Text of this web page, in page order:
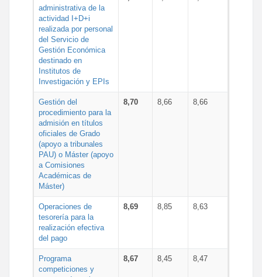
administrativa de la
actividad I+D+i
realizada por personal
del Servicio de
Gestión Económica
destinado en
Institutos de
Investigación y EPIs
Gestión del
procedimiento para la
admisión en títulos
oficiales de Grado
(apoyo a tribunales
PAU) o Máster (apoyo
a Comisiones
Académicas de
Máster)
8,70 8,66 8,66
Operaciones de
tesorería para la
realización efectiva
del pago
8,69 8,85 8,63
Programa
competiciones y
8,67 8,45 8,47